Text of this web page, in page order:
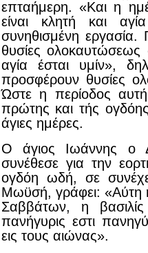
επταήμερη. «Και η
είναι κλητή και
συνηθισμένη
θυσίες
αγία έσται υμίν»,
προσφέρουν θυσίες
Ώστε η περίοδος αυτή
πρώτης και τής
άγιες ημέρες.
Ο άγιος Ιωάννης ο
συνέθεσε για την
ογδόη ωδή, σε
Μωϋσή, γράφει: «Αύτη
Σαββάτων, η
πανήγυρις εστι
εις τους αιώνας».